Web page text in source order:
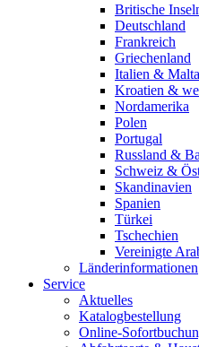
Britische
Deutschland
Frankreich
Griechenland
Italien & Malta
Kroatien &
Nordamerika
Polen
Portugal
Russland &
Schweiz &
Skandinavien
Spanien
Türkei
Tschechien
Vereinigte
Länderinformationen
Service
Aktuelles
Katalogbestellung
Online-